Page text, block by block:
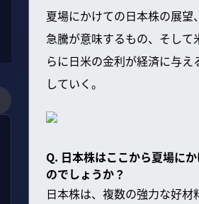
夏場にかけての日本株の展
急騰が意味するもの、そし
らに日米の金利が経済に与
していく。
Q. 日本株はここから夏場に
のでしょうか？
日本株は、複数の強力な好